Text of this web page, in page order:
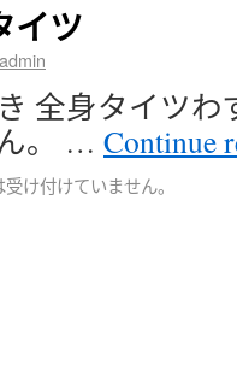
イツ
admin
全身タイツわ
。 … Continue
け付けていません。